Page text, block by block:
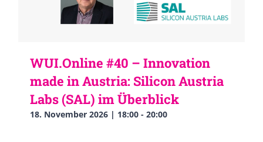
WUI.Online #40 – Innovation
made in Austria: Silicon Austria
Labs (SAL) im Überblick
18. November 2026 | 18:00 - 20:00